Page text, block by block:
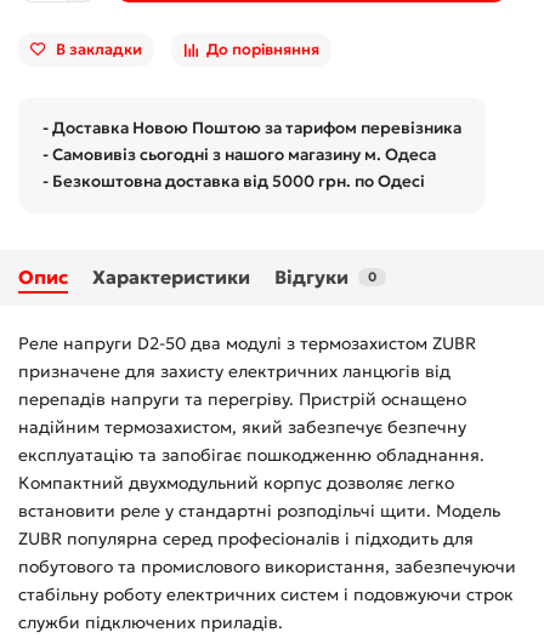
В закладки До порівняння
- Доставка Новою Поштою за тарифом перевізника
- Самовивіз сьогодні з нашого магазину м. Одеса
- Безкоштовна доставка від 5000 грн. по Одесі
Опис Характеристики Відгуки 0
Реле напруги D2-50 два модулі з термозахистом ZUBR
призначене для захисту електричних ланцюгів від
перепадів напруги та перегріву. Пристрій оснащено
надійним термозахистом, який забезпечує безпечну
експлуатацію та запобігає пошкодженню обладнання.
Компактний двухмодульний корпус дозволяє легко
встановити реле у стандартні розподільчі щити. Модель
ZUBR популярна серед професіоналів і підходить для
побутового та промислового використання, забезпечуючи
стабільну роботу електричних систем і подовжуючи строк
служби підключених приладів.